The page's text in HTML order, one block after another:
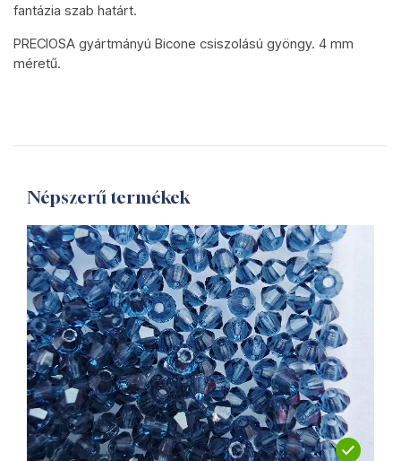
fantázia szab határt.
PRECIOSA gyártmányú Bicone csiszolású gyöngy. 4 mm
méretű.
Népszerű termékek